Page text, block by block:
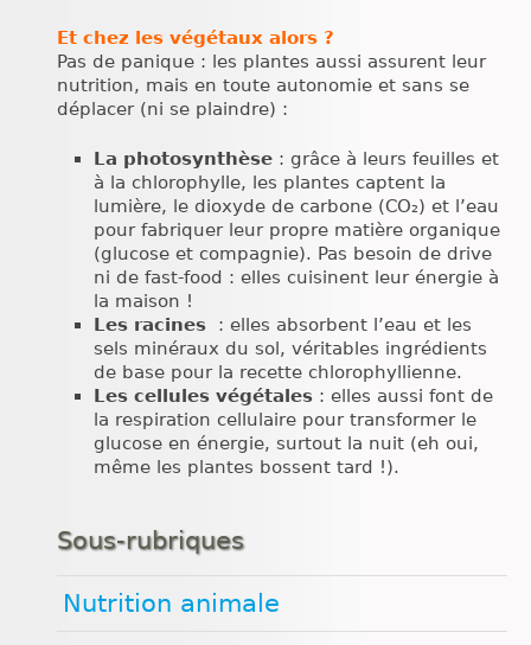
Et chez les végétaux alors ?
Pas de panique : les plantes aussi assurent leur
nutrition, mais en toute autonomie et sans se
déplacer (ni se plaindre) :
La photosynthèse : grâce à leurs feuilles et
à la chlorophylle, les plantes captent la
lumière, le dioxyde de carbone (CO₂) et l’eau
pour fabriquer leur propre matière organique
(glucose et compagnie). Pas besoin de drive
ni de fast-food : elles cuisinent leur énergie à
la maison !
Les racines
: elles absorbent l’eau et les
sels minéraux du sol, véritables ingrédients
de base pour la recette chlorophyllienne.
Les cellules végétales : elles aussi font de
la respiration cellulaire pour transformer le
glucose en énergie, surtout la nuit (eh oui,
même les plantes bossent tard !).
Sous-rubriques
Nutrition animale